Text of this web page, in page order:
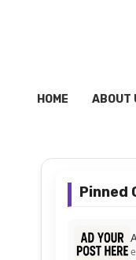
HOME ABOUT
Pinned